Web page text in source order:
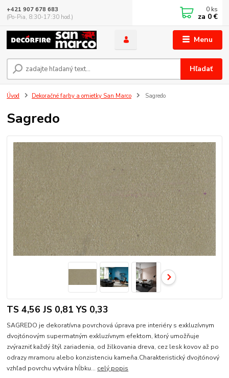
Menu
Hľadať
+421 907 678 683
(Po-Pia, 8:30-17:30 hod.)
0 ks
za 0 €
Úvod Dekoračné farby a omietky San Marco Sagredo
Sagredo
TS 4,56 JS 0,81 YS 0,33
SAGREDO je dekoratívna povrchová úprava pre interiéry s exkluzívnym
dvojtónovým supermatným exkluzívnym efektom, ktorý umožňuje
zvýrazniť každý štýl zariadenia, od žilkovania dreva, cez lesk kovov až po
odrazy mramoru alebo konzistenciu kameňa.Charakteristický dvojtónový
vzhľad povrchu vytvára hĺbku... celý popis